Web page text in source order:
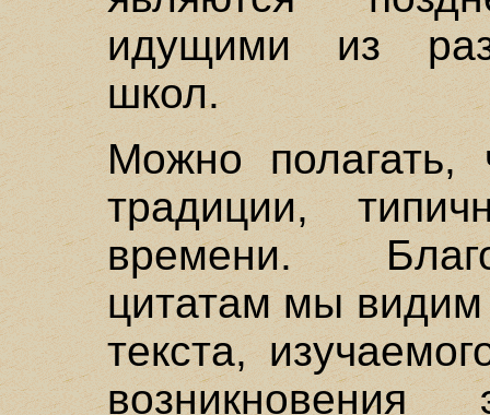
идущими из
школ.
Можно
традиции,
времени.
цитатам мы
текста,
возникновения